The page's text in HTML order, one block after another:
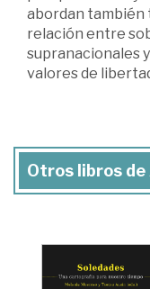
abordan también
relación entre
supranacionales
valores de
Otros libros